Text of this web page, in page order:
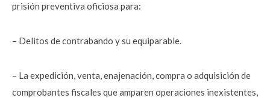
prisión preventiva oficiosa para:
– Delitos de contrabando y su equiparable.
– La expedición, venta, enajenación, compra o adquisición de
comprobantes fiscales que amparen operaciones inexistentes,